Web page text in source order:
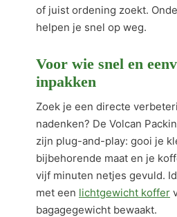
of juist ordening zoekt.
helpen je snel op weg.
Voor wie snel en
inpakken
Zoek je een directe
nadenken? De Volcan
zijn plug-and-play: gooi je
bijbehorende maat en je
vijf minuten netjes gevuld.
met een lichtgewicht koffer
bagagegewicht bewaakt.